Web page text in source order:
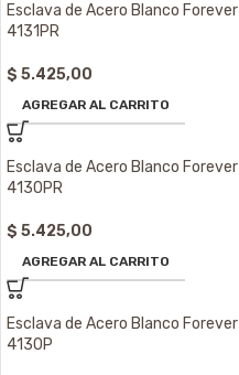
Esclava de Acero Blanco Forever
4131PR
$ 5.425,00
AGREGAR AL CARRITO
Esclava de Acero Blanco Forever
4130PR
$ 5.425,00
AGREGAR AL CARRITO
Esclava de Acero Blanco Forever
4130P